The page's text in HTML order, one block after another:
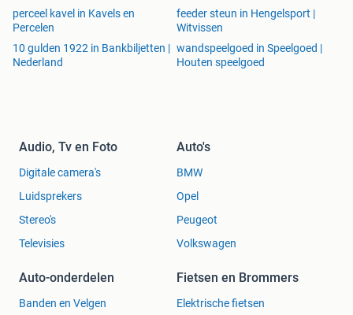
perceel kavel in Kavels en
Percelen
feeder steun in Hengelsport |
Witvissen
10 gulden 1922 in Bankbiljetten |
Nederland
wandspeelgoed in Speelgoed |
Houten speelgoed
Audio, Tv en Foto
Digitale camera's
Luidsprekers
Stereo's
Televisies
Auto's
BMW
Opel
Peugeot
Volkswagen
Auto-onderdelen
Banden en Velgen
Fietsen en Brommers
Elektrische fietsen